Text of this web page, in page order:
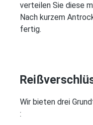
verteilen Sie diese
Nach kurzem
fertig.
Wir bieten drei
: